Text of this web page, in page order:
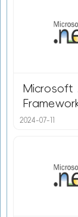
Microsoft
Framework
官方离线安
2024-07-11